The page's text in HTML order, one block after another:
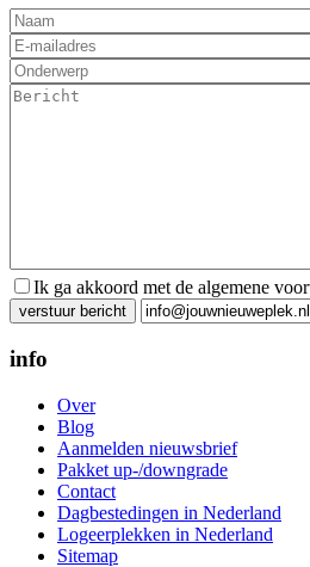
Ik ga akkoord met de algemene
Gelieve dit veld leeg te laten.
info
Over
Blog
Aanmelden nieuwsbrief
Pakket up-/downgrade
Contact
Dagbestedingen in Nederland
Logeerplekken in Nederland
Sitemap